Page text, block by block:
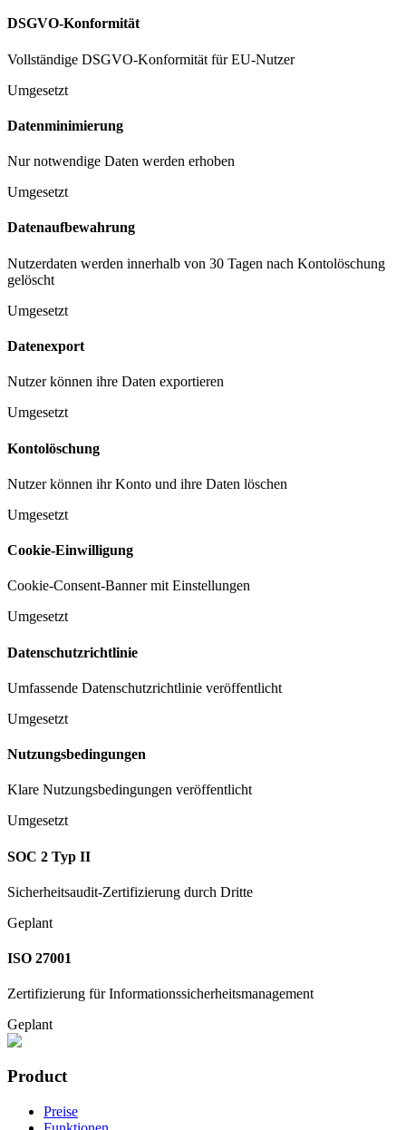
DSGVO-Konformität
Vollständige DSGVO-Konformität für EU-Nutzer
Umgesetzt
Datenminimierung
Nur notwendige Daten werden erhoben
Umgesetzt
Datenaufbewahrung
Nutzerdaten werden innerhalb von 30 Tagen nach Kontolöschung
gelöscht
Umgesetzt
Datenexport
Nutzer können ihre Daten exportieren
Umgesetzt
Kontolöschung
Nutzer können ihr Konto und ihre Daten löschen
Umgesetzt
Cookie-Einwilligung
Cookie-Consent-Banner mit Einstellungen
Umgesetzt
Datenschutzrichtlinie
Umfassende Datenschutzrichtlinie veröffentlicht
Umgesetzt
Nutzungsbedingungen
Klare Nutzungsbedingungen veröffentlicht
Umgesetzt
SOC 2 Typ II
Sicherheitsaudit-Zertifizierung durch Dritte
Geplant
ISO 27001
Zertifizierung für Informationssicherheitsmanagement
Geplant
Product
Preise